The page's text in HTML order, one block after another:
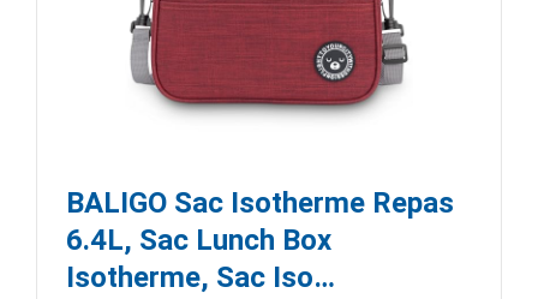
BALIGO Sac Isotherme Repas
6.4L, Sac Lunch Box
Isotherme, Sac Iso…